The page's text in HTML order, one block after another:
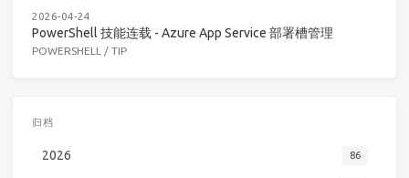
2026-04-24
PowerShell 技能连载 - Azure App Service 部署槽管理
POWERSHELL / TIP
归档
2026 86